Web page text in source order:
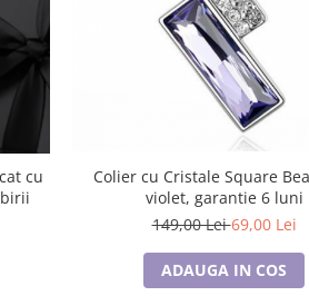
Colier cu Cristale Square
violet, garantie 6 luni
149,00 Lei69,00 Lei
ADAUGA IN COS